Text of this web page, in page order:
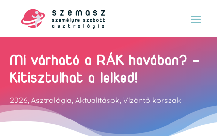
Mi várható a RÁK havában? –
Kitisztulhat a lelked!
2026, Asztrológia, Aktualitások, Vízöntő korszak